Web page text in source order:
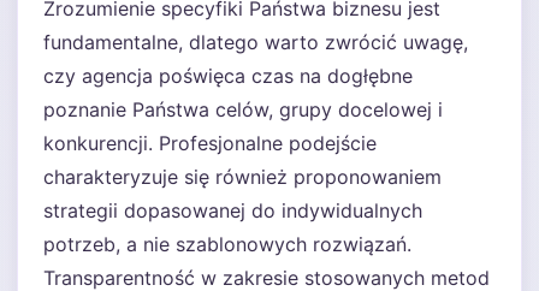
Zrozumienie specyfiki Państwa biznesu jest
fundamentalne, dlatego warto zwrócić uwagę,
czy agencja poświęca czas na dogłębne
poznanie Państwa celów, grupy docelowej i
konkurencji. Profesjonalne podejście
charakteryzuje się również proponowaniem
strategii dopasowanej do indywidualnych
potrzeb, a nie szablonowych rozwiązań.
Transparentność w zakresie stosowanych metod